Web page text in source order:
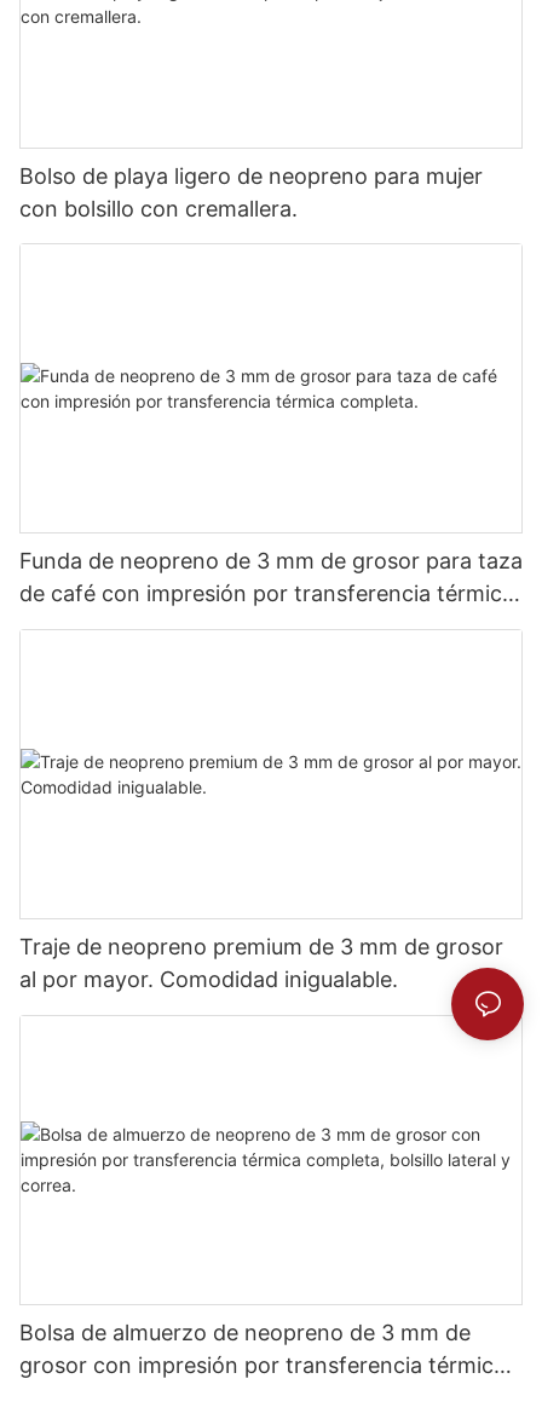
Bolso de playa ligero de neopreno para mujer
con bolsillo con cremallera.
Funda de neopreno de 3 mm de grosor para taza
de café con impresión por transferencia térmica
completa.
Traje de neopreno premium de 3 mm de grosor
al por mayor. Comodidad inigualable.
Bolsa de almuerzo de neopreno de 3 mm de
grosor con impresión por transferencia térmica